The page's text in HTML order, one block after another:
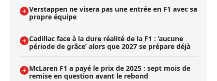
Verstappen ne visera pas une entrée en F1 avec sa
propre équipe
Cadillac face à la dure réalité de la F1 : ’aucune
période de grâce’ alors que 2027 se prépare déjà
McLaren F1 a payé le prix de 2025 : sept mois de
remise en question avant le rebond